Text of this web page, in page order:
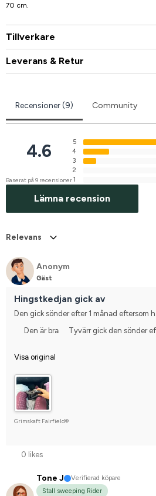
70 cm.
Tillverkare
Leverans & Retur
Recensioner (9) Community
4.6
Baserat på 9 recensioner
5
4
3
2
1
Lämna recension
Relevans
Anonym
Gäst
Hingstkedjan gick av
Den gick sönder efter 1 månad eftersom
Den är bra
Tyvärr gick den sönder
Visa original
Grimskaft Fairfield®
0 likes
Tone J
Verifierad köpare
Stall sweeping Rider